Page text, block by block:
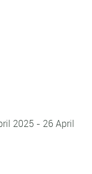
2025 - 26 April